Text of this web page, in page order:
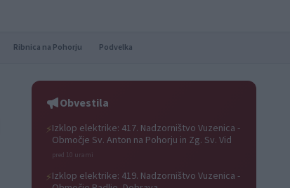
Ribnica na Pohorju Podvelka
Obvestila
⚡Izklop elektrike: 417. Nadzorništvo Vuzenica -
Območje Sv. Anton na Pohorju in Zg. Sv. Vid
pred 10 urami
⚡Izklop elektrike: 419. Nadzorništvo Vuzenica -